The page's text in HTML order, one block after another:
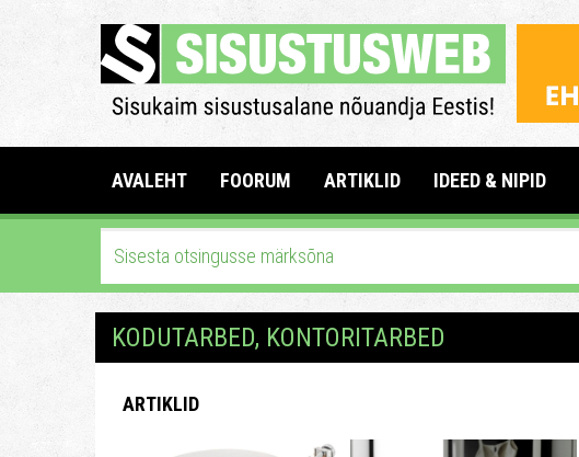
AVALEHT FOORUM ARTIKLID IDEED & NIPID
KODUTARBED, KONTORITARBED
ARTIKLID